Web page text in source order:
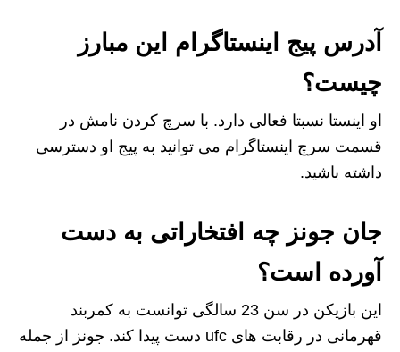
آدرس پیج اینستاگرام این مبارز
چیست؟
او اینستا نسبتا فعالی دارد. با سرچ کردن نامش در
قسمت سرچ اینستاگرام می توانید به پیج او دسترسی
داشته باشید.
جان جونز چه افتخاراتی به دست
آورده است؟
این بازیکن در سن 23 سالگی توانست به کمربند
قهرمانی در رقابت های ufc دست پیدا کند. جونز از جمله